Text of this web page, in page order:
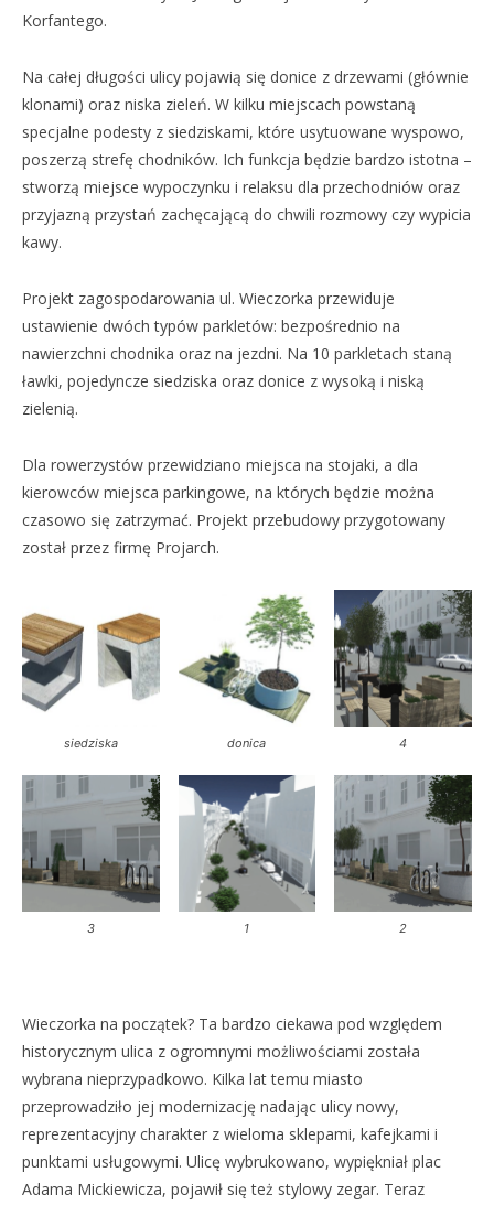
Korfantego.
Na całej długości ulicy pojawią się donice z drzewami (głównie
klonami) oraz niska zieleń. W kilku miejscach powstaną
specjalne podesty z siedziskami, które usytuowane wyspowo,
poszerzą strefę chodników. Ich funkcja będzie bardzo istotna –
stworzą miejsce wypoczynku i relaksu dla przechodniów oraz
przyjazną przystań zachęcającą do chwili rozmowy czy wypicia
kawy.
Projekt zagospodarowania ul. Wieczorka przewiduje
ustawienie dwóch typów parkletów: bezpośrednio na
nawierzchni chodnika oraz na jezdni. Na 10 parkletach staną
ławki, pojedyncze siedziska oraz donice z wysoką i niską
zielenią.
Dla rowerzystów przewidziano miejsca na stojaki, a dla
kierowców miejsca parkingowe, na których będzie można
czasowo się zatrzymać. Projekt przebudowy przygotowany
został przez firmę Projarch.
siedziska donica 4
3 1 2
Wieczorka na początek? Ta bardzo ciekawa pod względem
historycznym ulica z ogromnymi możliwościami została
wybrana nieprzypadkowo. Kilka lat temu miasto
przeprowadziło jej modernizację nadając ulicy nowy,
reprezentacyjny charakter z wieloma sklepami, kafejkami i
punktami usługowymi. Ulicę wybrukowano, wypiękniał plac
Adama Mickiewicza, pojawił się też stylowy zegar. Teraz